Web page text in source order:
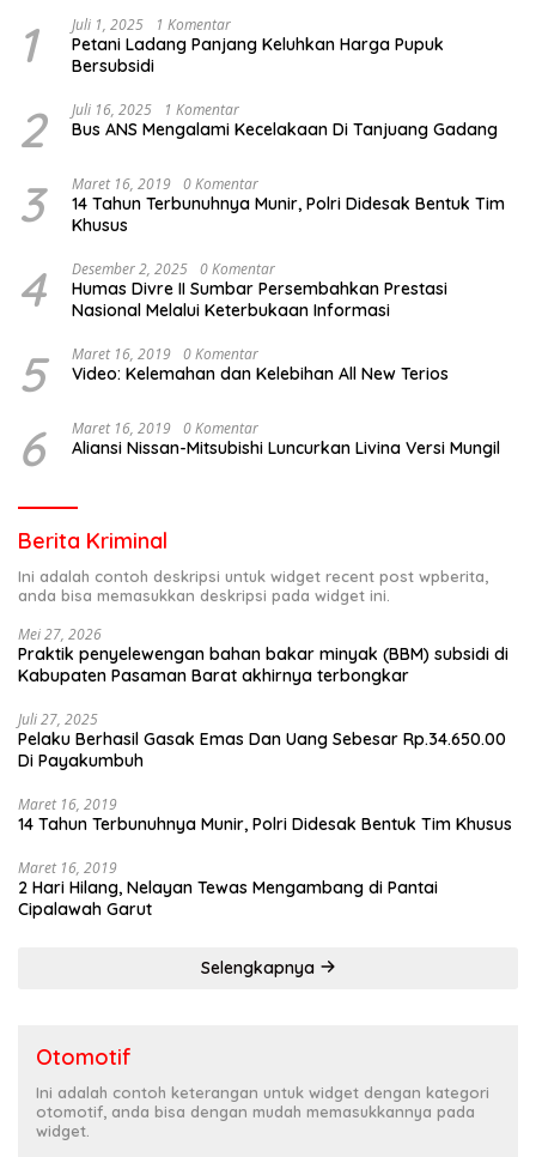
1 Juli 1, 2025 1 Komentar
Petani Ladang Panjang Keluhkan Harga Pupuk
Bersubsidi
2 Juli 16, 2025 1 Komentar
Bus ANS Mengalami Kecelakaan Di Tanjuang Gadang
3 Maret 16, 2019 0 Komentar
14 Tahun Terbunuhnya Munir, Polri Didesak Bentuk Tim
Khusus
4 Desember 2, 2025 0 Komentar
Humas Divre II Sumbar Persembahkan Prestasi
Nasional Melalui Keterbukaan Informasi
5 Maret 16, 2019 0 Komentar
Video: Kelemahan dan Kelebihan All New Terios
6 Maret 16, 2019 0 Komentar
Aliansi Nissan-Mitsubishi Luncurkan Livina Versi Mungil
Berita Kriminal
Ini adalah contoh deskripsi untuk widget recent post wpberita,
anda bisa memasukkan deskripsi pada widget ini.
Mei 27, 2026
Praktik penyelewengan bahan bakar minyak (BBM) subsidi di
Kabupaten Pasaman Barat akhirnya terbongkar
Juli 27, 2025
Pelaku Berhasil Gasak Emas Dan Uang Sebesar Rp.34.650.00
Di Payakumbuh
Maret 16, 2019
14 Tahun Terbunuhnya Munir, Polri Didesak Bentuk Tim Khusus
Maret 16, 2019
2 Hari Hilang, Nelayan Tewas Mengambang di Pantai
Cipalawah Garut
Selengkapnya
Otomotif
Ini adalah contoh keterangan untuk widget dengan kategori
otomotif, anda bisa dengan mudah memasukkannya pada
widget.